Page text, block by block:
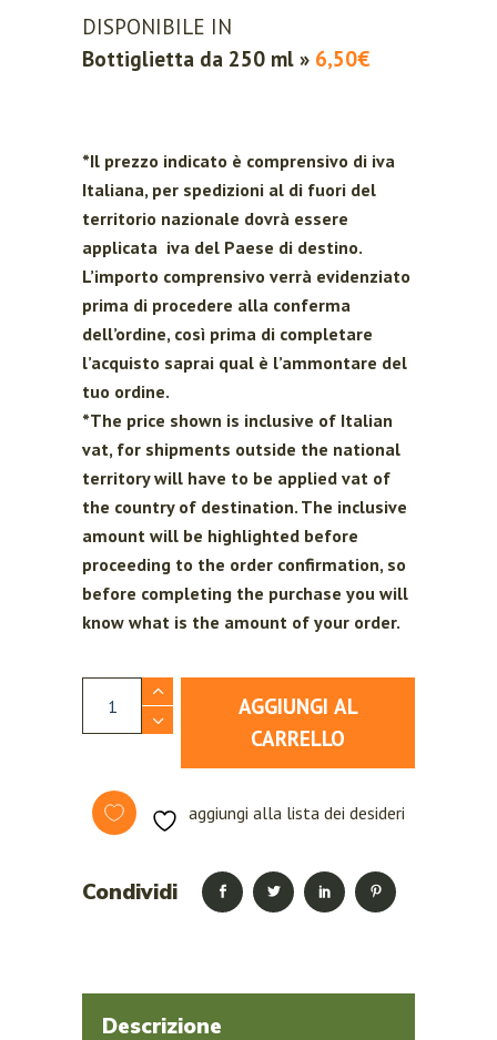
DISPONIBILE IN
Bottiglietta da 250 ml » 6,50€
*Il prezzo indicato è comprensivo di iva
Italiana, per spedizioni al di fuori del
territorio nazionale dovrà essere
applicata iva del Paese di destino.
L’importo comprensivo verrà evidenziato
prima di procedere alla conferma
dell’ordine, così prima di completare
l’acquisto saprai qual è l’ammontare del
tuo ordine.
*The price shown is inclusive of Italian
vat, for shipments outside the national
territory will have to be applied vat of
the country of destination. The inclusive
amount will be highlighted before
proceeding to the order confirmation, so
before completing the purchase you will
know what is the amount of your order.
Condimento al Rosmarino - Olio EVO
AGGIUNGI AL
CARRELLO
aggiungi alla lista dei desideri
Condividi
Descrizione